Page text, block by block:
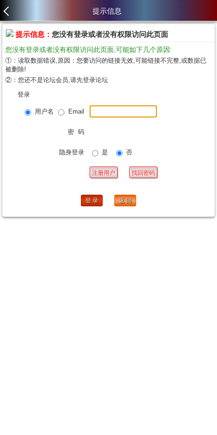
提示信息
提示信息： 您没有登录或者没有权限访问此页面
您没有登录或者没有权限访问此页面,可能如下几个原因:
①：读取数据错误,原因：您要访问的链接无效,可能链接不完整,或数据已
被删除!
②：您还不是论坛会员,请先登录论坛
登录
用户名 Email
密 码
隐身登录 是 否